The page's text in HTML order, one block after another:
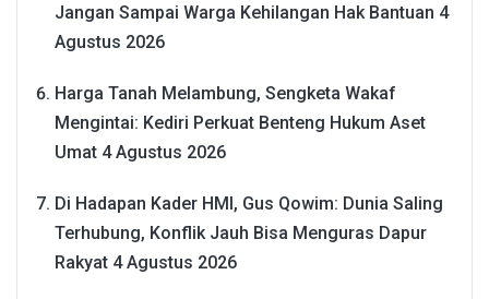
Jangan Sampai Warga Kehilangan Hak Bantuan 4
Agustus 2026
Harga Tanah Melambung, Sengketa Wakaf
Mengintai: Kediri Perkuat Benteng Hukum Aset
Umat 4 Agustus 2026
Di Hadapan Kader HMI, Gus Qowim: Dunia Saling
Terhubung, Konflik Jauh Bisa Menguras Dapur
Rakyat 4 Agustus 2026